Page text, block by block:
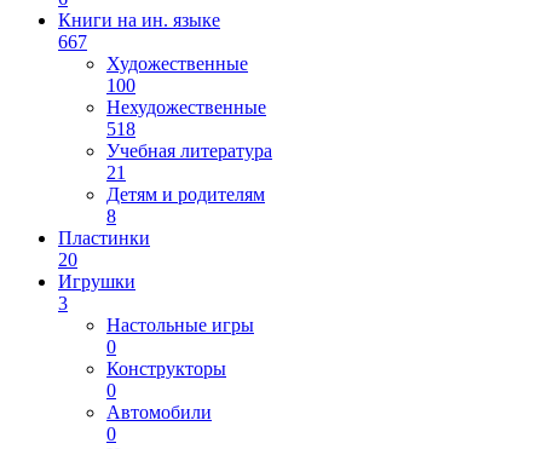
Книги на ин. языке
667
Художественные
100
Нехудожественные
518
Учебная литература
21
Детям и родителям
8
Пластинки
20
Игрушки
3
Настольные игры
0
Конструкторы
0
Автомобили
0